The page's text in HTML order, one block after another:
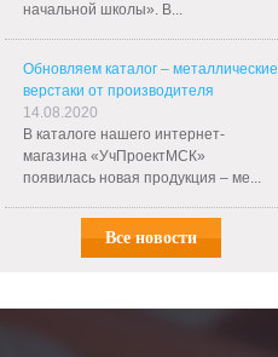
начальной школы». В...
Обновляем каталог – металлические
верстаки от производителя
14.08.2020
В каталоге нашего интернет-
магазина «УчПроектМСК»
появилась новая продукция – ме...
Все новости